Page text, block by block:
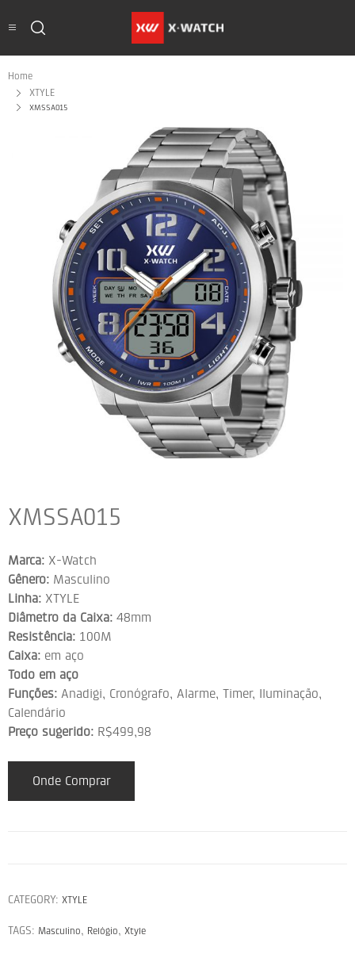
Home
XTYLE
XMSSA015
XMSSA015
Marca: X-Watch
Gênero: Masculino
Linha: XTYLE
Diâmetro da Caixa: 48mm
Resistência: 100M
Caixa: em aço
Todo em aço
Funções: Anadigi, Cronógrafo, Alarme, Timer, Iluminação,
Calendário
Preço sugerido: R$499,98
Onde Comprar
CATEGORY: XTYLE
TAGS: Masculino, Relógio, Xtyle